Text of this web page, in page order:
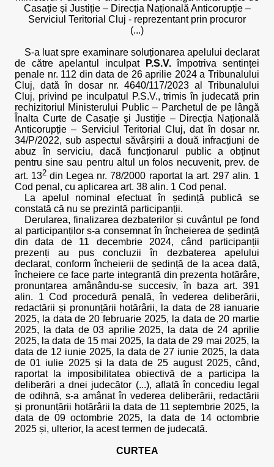
Casație și Justiție – Direcția Națională Anticorupție –
Serviciul Teritorial Cluj - reprezentant prin procuror
(...)
S-a luat spre examinare soluționarea apelului declarat
de către apelantul inculpat
P.S.V.împotriva sentinței
penale nr. 112 din data de 26 aprilie 2024 a Tribunalului
Cluj, dată în dosar nr. 4640/117/2023 al Tribunalului
Cluj, privind pe inculpatul P.S.V., trimis în judecată prin
rechizitoriul Ministerului Public – Parchetul de pe lângă
Înalta Curte de Casație și Justiție – Direcția Națională
Anticorupție – Serviciul Teritorial Cluj, dat în dosar nr.
34/P/2022, sub aspectul săvârșirii a două infracțiuni de
abuz în serviciu, dacă funcționarul public a obținut
pentru sine sau pentru altul un folos necuvenit, prev. de
art. 132 din Legea nr. 78/2000 raportat la art. 297 alin. 1
Cod penal, cu aplicarea art. 38 alin. 1 Cod penal.
La apelul nominal efectuat în ședință publică se
constată că nu se prezintă participanții.
Derularea, finalizarea dezbaterilor și cuvântul pe fond
al participanților s-a consemnat în încheierea de ședință
din data de 11 decembrie 2024, când participanții
prezenți au pus concluzii în dezbaterea apelului
declarat, conform încheierii de ședință de la acea dată,
încheiere ce face parte integrantă din prezenta hotărâre,
pronunțarea amânându-se succesiv, în baza art. 391
alin. 1 Cod procedură penală, în vederea deliberării,
redactării și pronunțării hotărârii, la data de 28 ianuarie
2025, la data de 20 februarie 2025, la data de 20 martie
2025, la data de 03 aprilie 2025, la data de 24 aprilie
2025, la data de 15 mai 2025, la data de 29 mai 2025, la
data de 12 iunie 2025, la data de 27 iunie 2025, la data
de 01 iulie 2025 și la data de 25 august 2025, când,
raportat la imposibilitatea obiectivă de a participa la
deliberări a dnei judecător (...), aflată în concediu legal
de odihnă, s-a amânat în vederea deliberării, redactării
și pronunțării hotărârii la data de 11 septembrie 2025, la
data de 09 octombrie 2025, la data de 14 octombrie
2025 și, ulterior, la acest termen de judecată.
CURTEA